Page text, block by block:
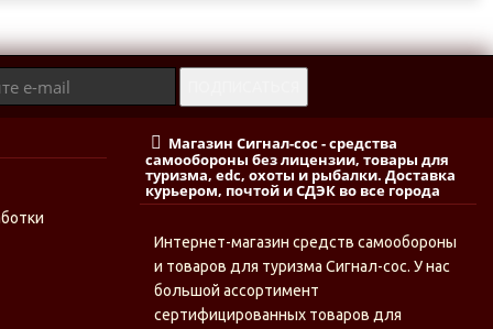
Магазин Сигнал-сос - средства
самообороны без лицензии, товары для
туризма, edc, охоты и рыбалки. Доставка
курьером, почтой и СДЭК во все города
Интернет-магазин средств самообороны
и товаров для туризма Сигнал-сос. У нас
большой ассортимент
сертифицированных товаров для